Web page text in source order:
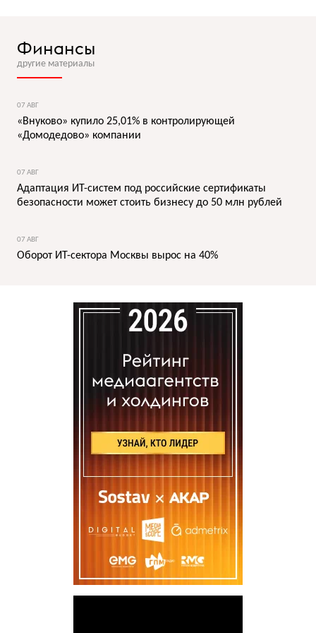
Финансы
другие материалы
07 АВГ
«Внуково» купило 25,01% в контролирующей
«Домодедово» компании
07 АВГ
Адаптация ИТ-систем под российские сертификаты
безопасности может стоить бизнесу до 50 млн рублей
07 АВГ
Оборот ИТ-сектора Москвы вырос на 40%